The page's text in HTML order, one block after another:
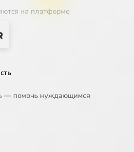
на платформе
— помочь нуждающимся